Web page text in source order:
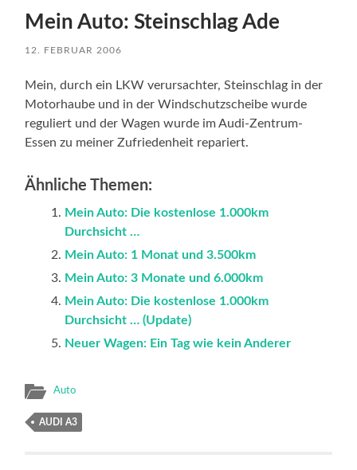
Mein Auto: Steinschlag Ade
12. FEBRUAR 2006
Mein, durch ein LKW verursachter, Steinschlag in der
Motorhaube und in der Windschutzscheibe wurde
reguliert und der Wagen wurde im Audi-Zentrum-
Essen zu meiner Zufriedenheit repariert.
Ähnliche Themen:
Mein Auto: Die kostenlose 1.000km
Durchsicht …
Mein Auto: 1 Monat und 3.500km
Mein Auto: 3 Monate und 6.000km
Mein Auto: Die kostenlose 1.000km
Durchsicht … (Update)
Neuer Wagen: Ein Tag wie kein Anderer
Auto
AUDI A3